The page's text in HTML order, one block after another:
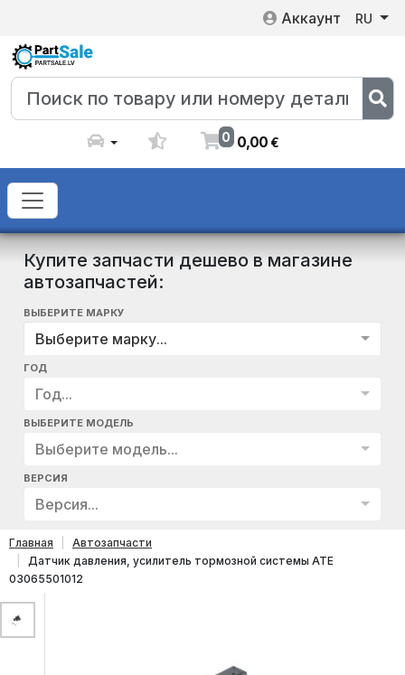
Аккаунт RU
0 0,00€
Купите запчасти дешево в магазине
автозапчастей:
ВЫБЕРИТЕ МАРКУ
Выберите марку...
ГОД
Год...
ВЫБЕРИТЕ МОДЕЛЬ
Выберите модель...
ВЕРСИЯ
Версия...
Главная
Автозапчасти
Датчик давления, усилитель тормозной системы ATE
03065501012